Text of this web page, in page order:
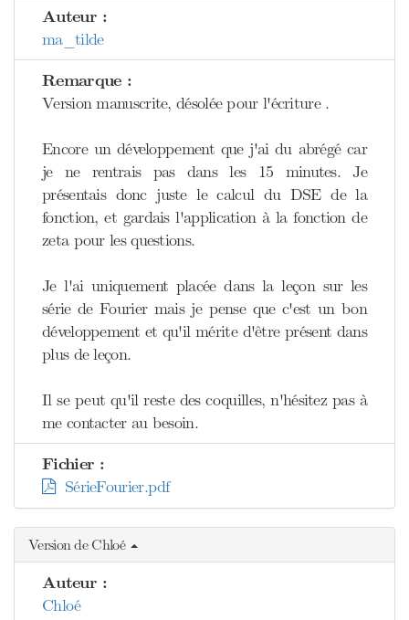
Auteur :
ma_tilde
Remarque :
Version manuscrite, désolée pour l'écriture .
Encore un développement que j'ai du abrégé car
je ne rentrais pas dans les 15 minutes. Je
présentais donc juste le calcul du DSE de la
fonction, et gardais l'application à la fonction de
zeta pour les questions.
Je l'ai uniquement placée dans la leçon sur les
série de Fourier mais je pense que c'est un bon
développement et qu'il mérite d'être présent dans
plus de leçon.
Il se peut qu'il reste des coquilles, n'hésitez pas à
me contacter au besoin.
Fichier :
SérieFourier.pdf
Version de Chloé
Auteur :
Chloé